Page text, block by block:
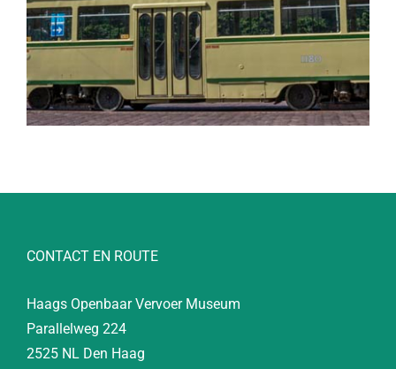
CONTACT EN ROUTE
Haags Openbaar Vervoer Museum
Parallelweg 224
2525 NL Den Haag